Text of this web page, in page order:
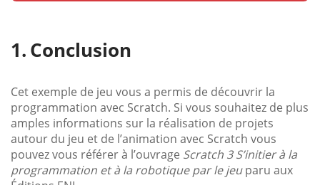
Conclusion
Cet exemple de jeu vous a permis de découvrir la
programmation avec Scratch. Si vous souhaitez de plus
amples informations sur la réalisation de projets
autour du jeu et de l’animation avec Scratch vous
pouvez vous référer à l’ouvrage Scratch 3 S’initier à la
programmation et à la robotique par le jeuparu aux